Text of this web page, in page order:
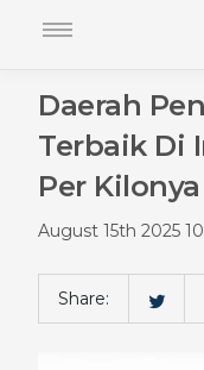
Daerah
Terbaik Di
Per
August 15th 2025
Share: